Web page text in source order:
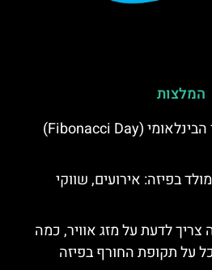
המלצות
23.11 – יום פיבונאצ’י הבינלאומי (Fibonacci Day)
בפיזה: אירועים, שווקי
לדעת על מזג אוויר, כמה
על תקופת החורף בפיזה